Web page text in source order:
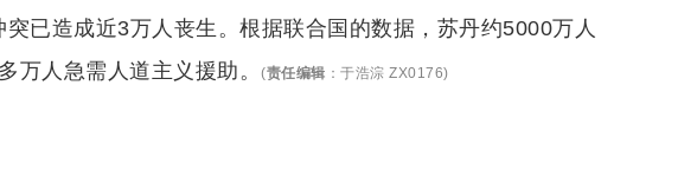
已造成近3万人丧生。根据联合国的数据，苏丹约5000万人
万人急需人道主义援助。
(责任编辑 ： 于浩淙 ZX0176)